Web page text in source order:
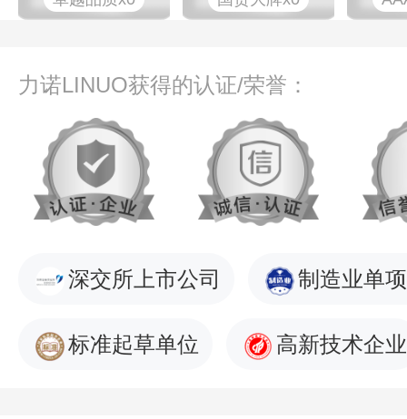
力诺LINUO获得的认证/荣誉：
深交所上市公司 制造业单
标准起草单位 高新技术企业